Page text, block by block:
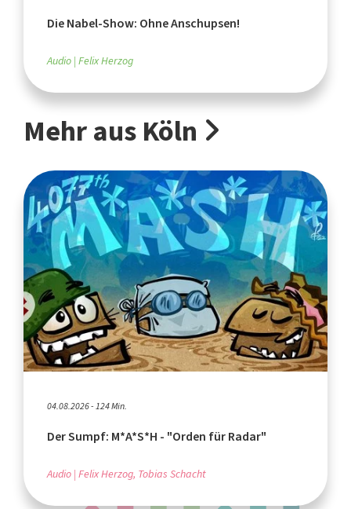
Die Nabel-Show: Ohne Anschupsen!
Audio Felix Herzog
Mehr aus Köln
04.08.2026 - 124 Min.
Der Sumpf: M*A*S*H - "Orden für Radar"
Audio Felix Herzog, Tobias Schacht